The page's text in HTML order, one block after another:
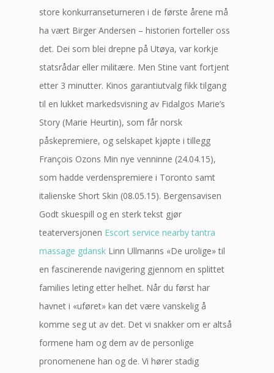
store konkurranseturneren i de første årene må
ha vært Birger Andersen – historien forteller oss
det. Dei som blei drepne på Utøya, var korkje
statsrådar eller militære. Men Stine vant fortjent
etter 3 minutter. Kinos garantiutvalg fikk tilgang
til en lukket markedsvisning av Fidalgos Marie’s
Story (Marie Heurtin), som får norsk
påskepremiere, og selskapet kjøpte i tillegg
François Ozons Min nye venninne (24.04.15),
som hadde verdenspremiere i Toronto samt
italienske Short Skin (08.05.15). Bergensavisen
Godt skuespill og en sterk tekst gjør
teaterversjonen Escort service nearby tantra
massage gdansk Linn Ullmanns «De urolige» til
en fascinerende navigering gjennom en splittet
families leting etter helhet. Når du først har
havnet i «uføret» kan det være vanskelig å
komme seg ut av det. Det vi snakker om er altså
formene ham og dem av de personlige
pronomenene han og de. Vi hører stadig